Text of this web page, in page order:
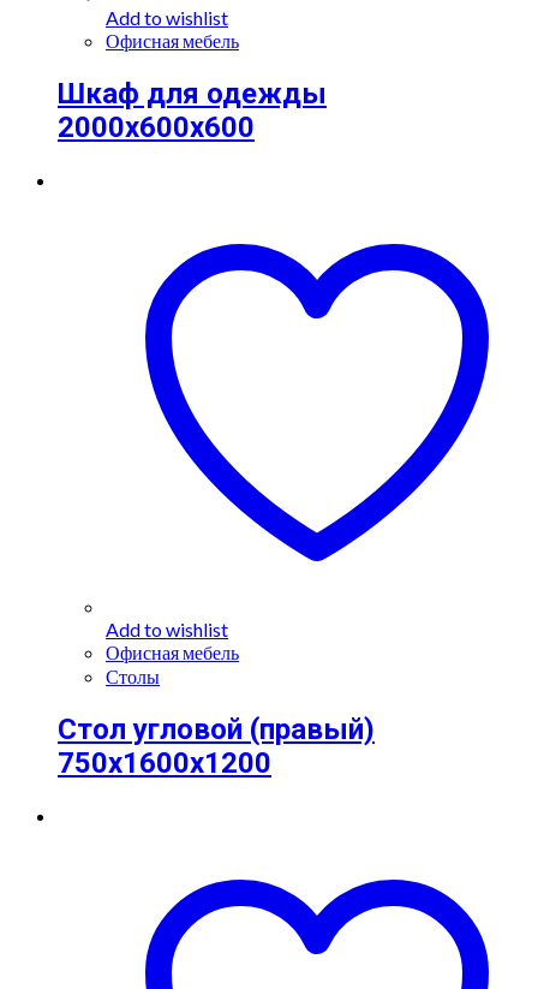
Add to wishlist
Офисная мебель
Шкаф для одежды
2000х600х600
Add to wishlist
Офисная мебель
Столы
Стол угловой (правый)
750х1600х1200